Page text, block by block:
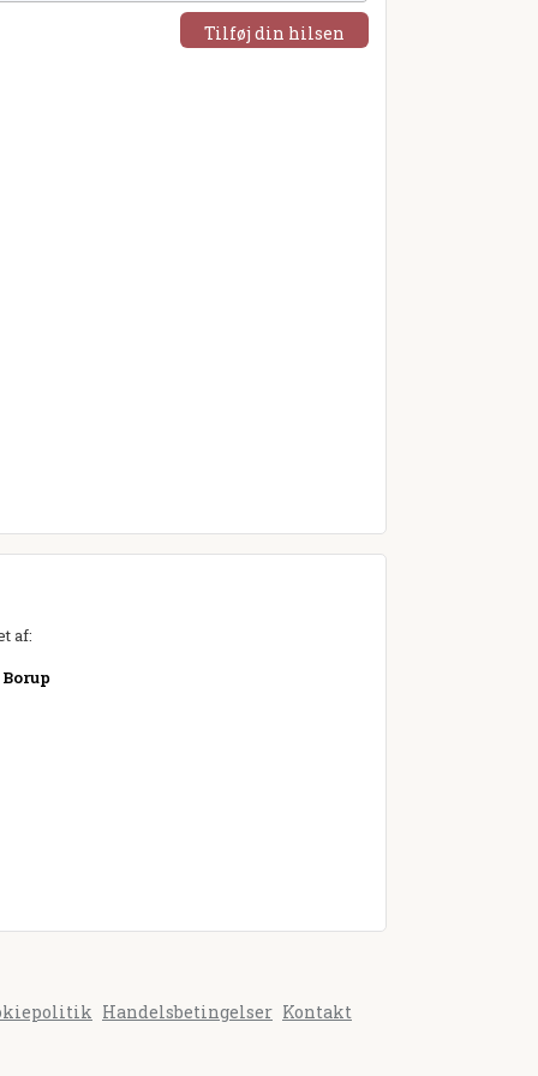
Tilføj din hilsen
af:
Handelsbetingelser Kontakt